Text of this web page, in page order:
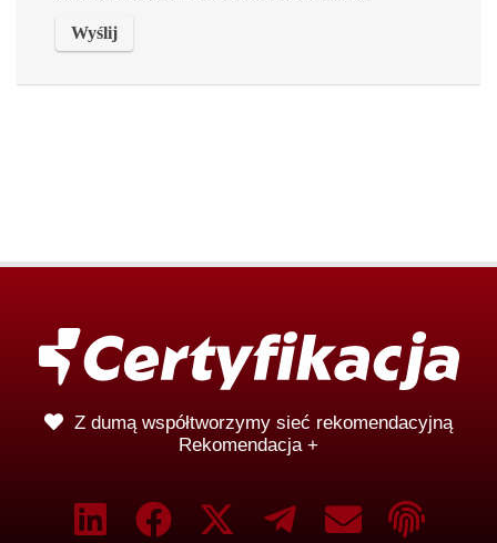
Z dumą współtworzymy sieć rekomendacyjną
Rekomendacja +